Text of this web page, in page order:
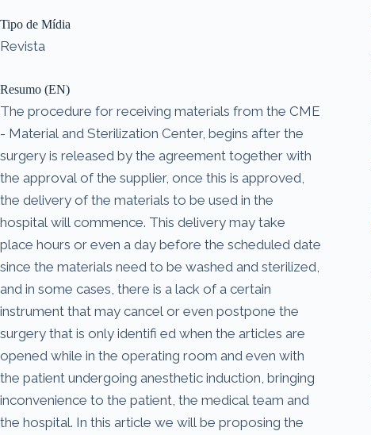
Tipo de Mídia
Revista
Resumo (EN)
The procedure for receiving materials from the CME
- Material and Sterilization Center, begins after the
surgery is released by the agreement together with
the approval of the supplier, once this is approved,
the delivery of the materials to be used in the
hospital will commence. This delivery may take
place hours or even a day before the scheduled date
since the materials need to be washed and sterilized,
and in some cases, there is a lack of a certain
instrument that may cancel or even postpone the
surgery that is only identifi ed when the articles are
opened while in the operating room and even with
the patient undergoing anesthetic induction, bringing
inconvenience to the patient, the medical team and
the hospital. In this article we will be proposing the